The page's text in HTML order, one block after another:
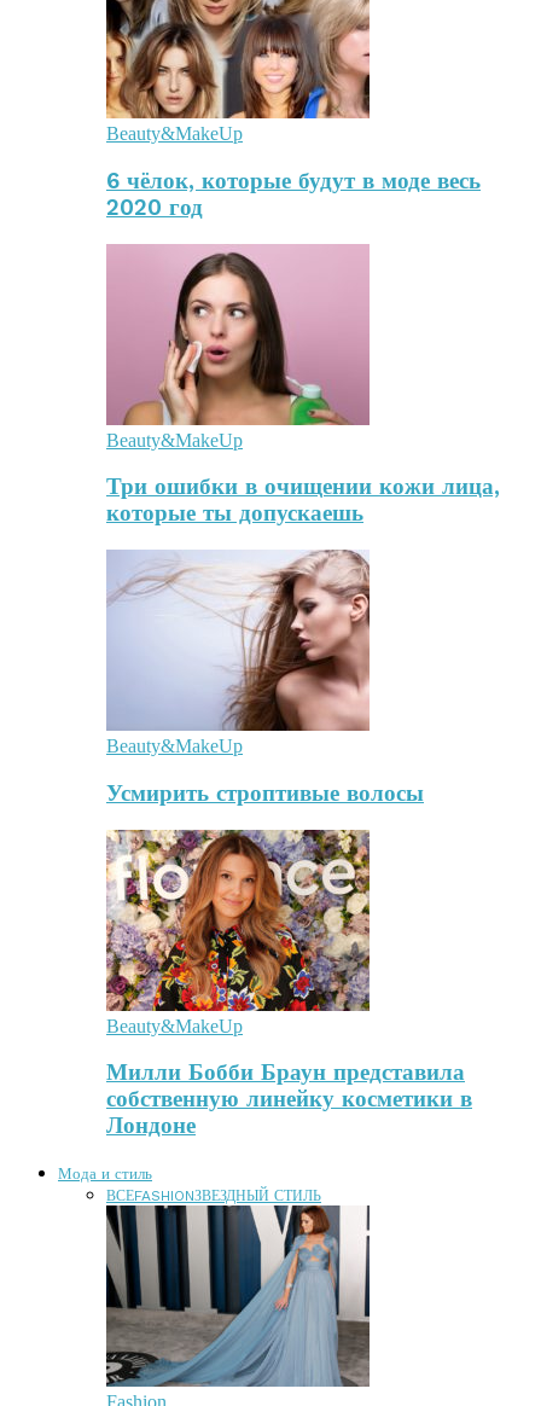
Beauty&MakeUp
6 чёлок, которые будут в моде весь
2020 год
Beauty&MakeUp
Три ошибки в очищении кожи лица,
которые ты допускаешь
Beauty&MakeUp
Усмирить строптивые волосы
Beauty&MakeUp
Милли Бобби Браун представила
собственную линейку косметики в
Лондоне
Мода и стиль
ВСЕFASHIONЗВЕЗДНЫЙ СТИЛЬ
Fashion